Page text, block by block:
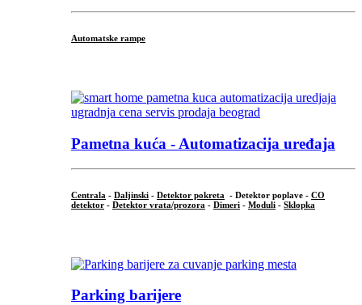
Automatske rampe
Pametna kuća - Automatizacija uređaja
Centrala - Daljinski - Detektor pokreta - Detektor poplave - CO
detektor - Detektor vrata/prozora - Dimeri - Moduli - Sklopka
Parking barijere